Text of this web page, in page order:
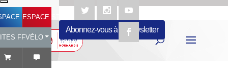
LICENCIÉ
ESPACE STRUCTURES
FFVÉLO
Abonnez-vous à la newsletter